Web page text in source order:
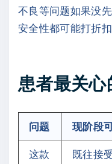
不良等问题如果没
安全性都可能打折扣
患者最关
问题 现阶段
这款
既往接